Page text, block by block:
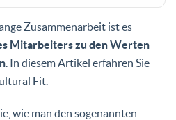
Zusammenarbeit ist es
Mitarbeiters zu den Werten
. In diesem Artikel erfahren Sie
Fit.
wie man den sogenannten